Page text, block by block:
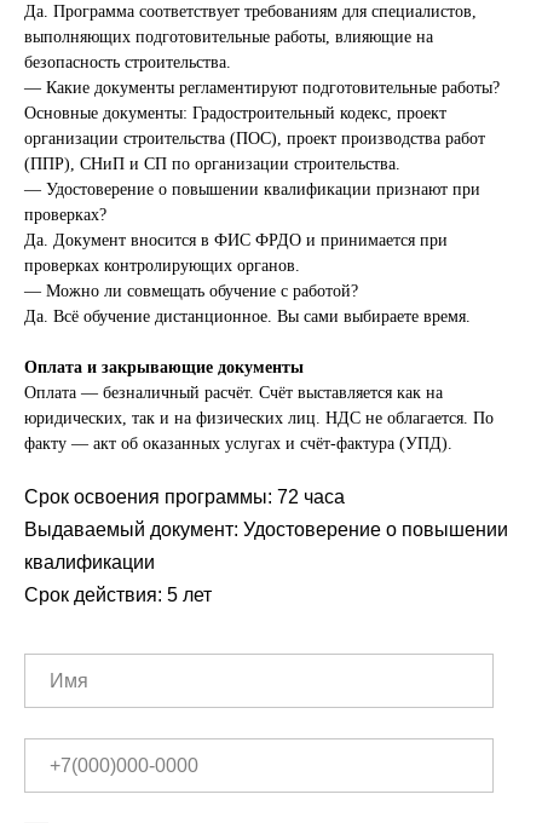
Да. Программа соответствует требованиям для специалистов,
выполняющих подготовительные работы, влияющие на
безопасность строительства.
— Какие документы регламентируют подготовительные работы?
Основные документы: Градостроительный кодекс, проект
организации строительства (ПОС), проект производства работ
(ППР), СНиП и СП по организации строительства.
— Удостоверение о повышении квалификации признают при
проверках?
Да. Документ вносится в ФИС ФРДО и принимается при
проверках контролирующих органов.
— Можно ли совмещать обучение с работой?
Да. Всё обучение дистанционное. Вы сами выбираете время.
Оплата и закрывающие документы
Оплата — безналичный расчёт. Счёт выставляется как на
юридических, так и на физических лиц. НДС не облагается. По
факту — акт об оказанных услугах и счёт-фактура (УПД).
Срок освоения программы: 72 часа
Выдаваемый документ: Удостоверение о повышении
квалификации
Срок действия: 5 лет